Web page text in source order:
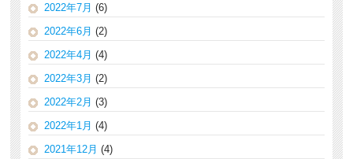
2022年7月 (6)
2022年6月 (2)
2022年4月 (4)
2022年3月 (2)
2022年2月 (3)
2022年1月 (4)
2021年12月 (4)